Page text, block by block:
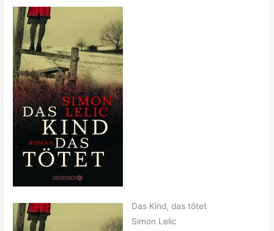
Das Kind, das tötet
Simon Lelic